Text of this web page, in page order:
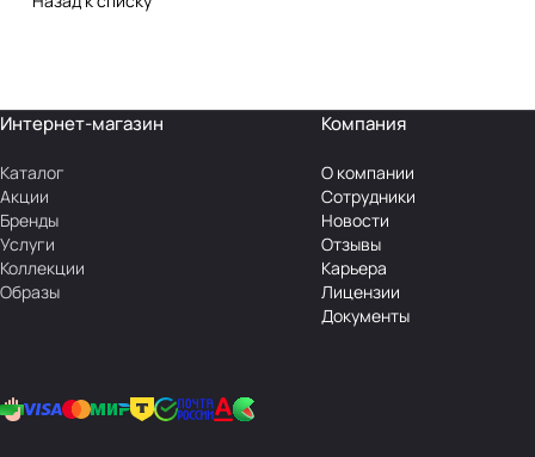
Интернет-магазин
Каталог
Акции
Бренды
Услуги
Коллекции
Образы
Компания
О компании
Сотрудники
Новости
Отзывы
Карьера
Лицензии
Документы